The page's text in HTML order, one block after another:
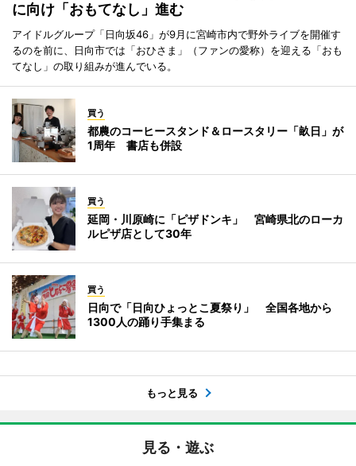
に向け「おもてなし」進む
アイドルグループ「日向坂46」が9月に宮崎市内で野外ライブを開催す
るのを前に、日向市では「おひさま」（ファンの愛称）を迎える「おも
てなし」の取り組みが進んでいる。
買う
都農のコーヒースタンド＆ロースタリー「畝日」が
1周年 書店も併設
買う
延岡・川原崎に「ピザドンキ」 宮崎県北のローカ
ルピザ店として30年
買う
日向で「日向ひょっとこ夏祭り」 全国各地から
1300人の踊り手集まる
もっと見る
見る・遊ぶ